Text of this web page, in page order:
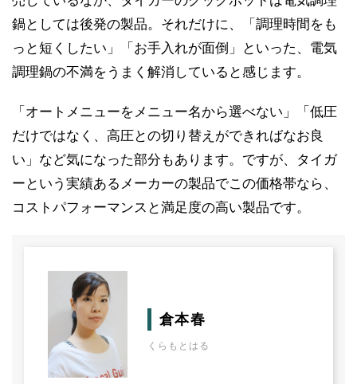
鍋としては後発の製品。それだけに、「調理時間をも
っと短くしたい」「お手入れが面倒」といった、電気
調理鍋の不満をうまく解消していると感じます。
「オートメニューをメニュー名から選べない」「低圧
だけではなく、高圧との切り替えができればなお良
い」など気になった部分もあります。ですが、タイガ
ーという実績あるメーカーの製品でこの価格帯なら、
コストパフォーマンスと満足度の高い製品です。
倉本春
くらもとはる